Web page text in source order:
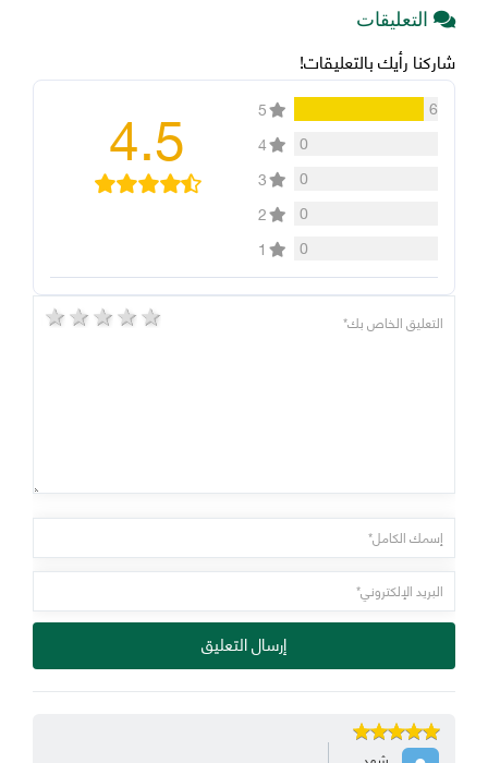
التعليقات
شاركنا رأيك بالتعليقات!
6
5
0
4
0
3
0
2
0
1
4.5
5 stars 4 stars 3 stars 2 stars 1 star
إرسال التعليق